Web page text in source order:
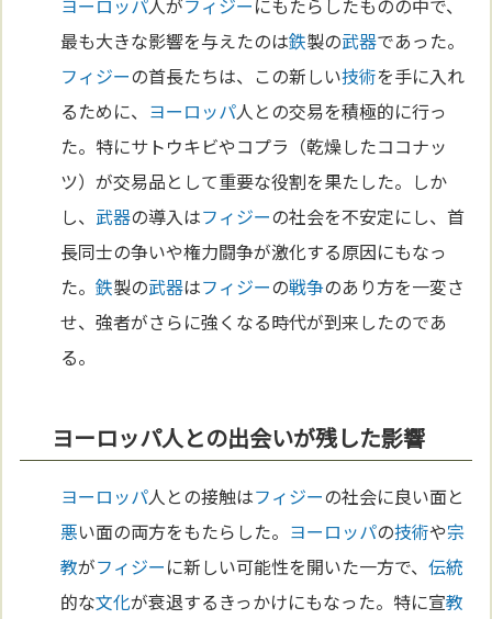
最も大きな影響を与えたのは鉄製の武器であった。
フィジーの首長たちは、この新しい技術を手に入れ
るために、 ヨーロッパ人との交易を積極的に行っ
た。特にサトウキビやコプラ（乾燥したココナッ
ツ）が交易品として重要な役割を果たした。しか
し、 武器の導入はフィジーの社会を不安定にし、首
長同士の争いや権力闘争が激化する原因にもなっ
た。鉄製の武器はフィジーの戦争のあり方を一変さ
せ、強者がさらに強くなる時代が到来したのであ
る。
ヨーロッパ人との出会いが残した影響
ヨーロッパ人との接触はフィジーの社会に良い面と
悪い面の両方をもたらした。 ヨーロッパの技術や宗
教がフィジーに新しい可能性を開いた一方で、伝統
的な文化が衰退するきっかけにもなった。特に宣教